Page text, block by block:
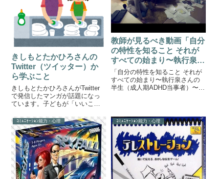
きしもとたかひろさんの
Twitter（ツイッター）か
ら学ぶこと
きしもとたかひろさんがTwitter
で発信したマンガが話題になっ
ています。子どもが「いいこ
けたいことまずは、きしもとさ
んがTwitterで発信したマンガを
ご覧ください。※マンガを表示
するには「表示する」を押して
く...
教師が見るべき動画「自分
の特性を知ること それが
すべての始まり〜執行泉さ
んの半生（成人期ADHD当
事者）〜」
「自分の特性を知ること それが
すべての始まり〜執行泉さんの
半生（成人期ADHD当事者）〜」
泉さんの半生の再現映像から
ADHDの生徒にどのような特性...
ｺﾐｭﾆｹｰｼｮﾝ能力・心理 ｺﾐｭﾆｹｰｼｮﾝ能力・心理